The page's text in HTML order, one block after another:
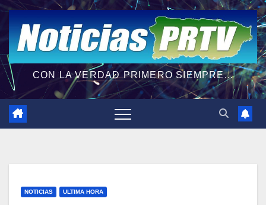
CON LA VERDAD PRIMERO SIEMPRE...
NOTICIAS ULTIMA HORA